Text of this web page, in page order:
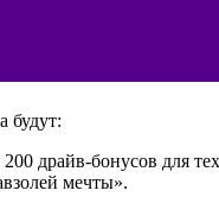
будут:
драйв-бонусов для
мечты».